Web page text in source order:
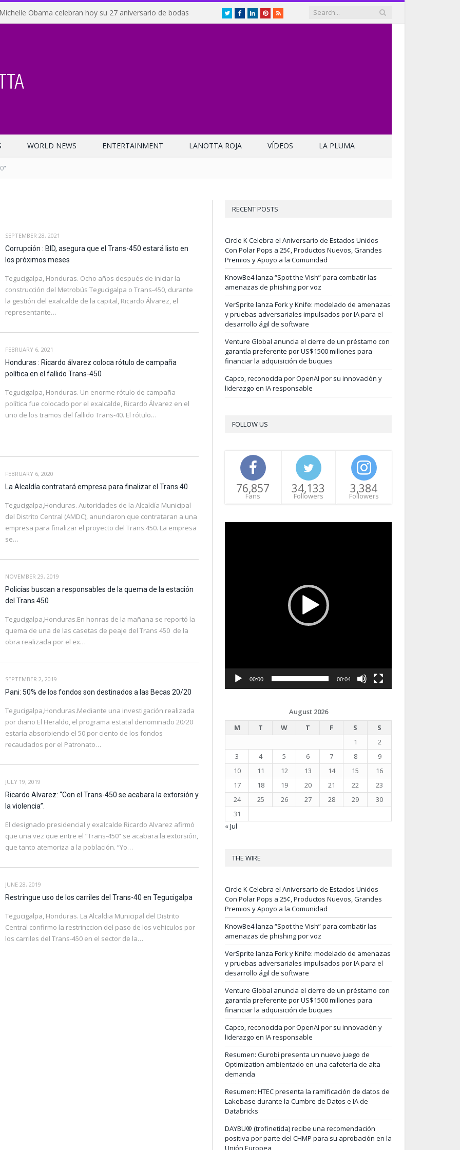
Obama celebran hoy su 27 aniversario de bodas TwitterFacebookLinkedInPinterest
RSS
WORLD NEWS ENTERTAINMENT LANOTTA ROJA VÍDEOS LA PLUMA
SEPTEMBER 28, 2021
Corrupción : BID, asegura que el Trans-450 estará listo en
los próximos meses
Tegucigalpa, Honduras. Ocho años después de iniciar la
construcción del Metrobús Tegucigalpa o Trans-450, durante
la gestión del exalcalde de la capital, Ricardo Álvarez, el
representante…
FEBRUARY 6, 2021
Honduras : Ricardo álvarez coloca rótulo de campaña
política en el fallido Trans-450
Tegucigalpa, Honduras. Un enorme rótulo de campaña
política fue colocado por el exalcalde, Ricardo Álvarez en el
uno de los tramos del fallido Trans-40. El rótulo…
FEBRUARY 6, 2020
La Alcaldía contratará empresa para finalizar el Trans 40
Tegucigalpa,Honduras. Autoridades de la Alcaldía Municipal
del Distrito Central (AMDC), anunciaron que contrataran a una
empresa para finalizar el proyecto del Trans 450. La empresa
se…
NOVEMBER 29, 2019
Policías buscan a responsables de la quema de la estación
del Trans 450
Tegucigalpa,Honduras.En honras de la mañana se reportó la
quema de una de las casetas de peaje del Trans 450 de la
obra realizada por el ex…
SEPTEMBER 2, 2019
Pani: 50% de los fondos son destinados a las Becas 20/20
Tegucigalpa,Honduras.Mediante una investigación realizada
por diario El Heraldo, el programa estatal denominado 20/20
estaría absorbiendo el 50 por ciento de los fondos
recaudados por el Patronato…
JULY 19, 2019
Ricardo Alvarez: “Con el Trans-450 se acabara la extorsión y
la violencia”.
El designado presidencial y exalcalde Ricardo Alvarez afirmó
que una vez que entre el “Trans-450” se acabara la extorsión,
que tanto atemoriza a la población. “Yo…
JUNE 28, 2019
Restringue uso de los carriles del Trans-40 en Tegucigalpa
Tegucigalpa, Honduras. La Alcaldia Municipal del Distrito
Central confirmo la restrinccion del paso de los vehiculos por
los carriles del Trans-450 en el sector de la…
RECENT POSTS
Circle K Celebra el Aniversario de Estados Unidos
Con Polar Pops a 25¢, Productos Nuevos, Grandes
Premios y Apoyo a la Comunidad
KnowBe4 lanza “Spot the Vish” para combatir las
amenazas de phishing por voz
VerSprite lanza Fork y Knife: modelado de amenazas
y pruebas adversariales impulsados por IA para el
desarrollo ágil de software
Venture Global anuncia el cierre de un préstamo con
garantía preferente por US$1500 millones para
financiar la adquisición de buques
Capco, reconocida por OpenAI por su innovación y
liderazgo en IA responsable
FOLLOW US
76,857
Fans
34,133
Followers
3,384
Followers
00:00 00:04
August 2026
M
T W T F S
S
1
2
3
4 5 6 7 8
9
10
11 12 13 14 15
16
17
18 19 20 21 22
23
24
25 26 27 28 29
30
31
« Jul
THE WIRE
Circle K Celebra el Aniversario de Estados Unidos
Con Polar Pops a 25¢, Productos Nuevos, Grandes
Premios y Apoyo a la Comunidad
KnowBe4 lanza “Spot the Vish” para combatir las
amenazas de phishing por voz
VerSprite lanza Fork y Knife: modelado de amenazas
y pruebas adversariales impulsados por IA para el
desarrollo ágil de software
Venture Global anuncia el cierre de un préstamo con
garantía preferente por US$1500 millones para
financiar la adquisición de buques
Capco, reconocida por OpenAI por su innovación y
liderazgo en IA responsable
Resumen: Gurobi presenta un nuevo juego de
Optimization ambientado en una cafetería de alta
demanda
Resumen: HTEC presenta la ramificación de datos de
Lakebase durante la Cumbre de Datos e IA de
Databricks
DAYBU® (trofinetida) recibe una recomendación
positiva por parte del CHMP para su aprobación en la
Unión Europea